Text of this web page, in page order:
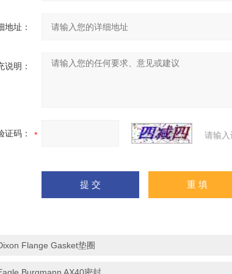
地址：
说明：
证码： 请输
Flange Gasket垫圈